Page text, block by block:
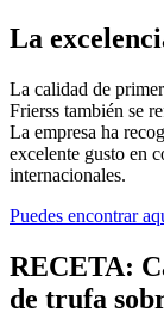
La
La calidad de
Frierss también se
La empresa ha
excelente gusto en
internacionales.
Puedes encontrar
RECETA:
de trufa